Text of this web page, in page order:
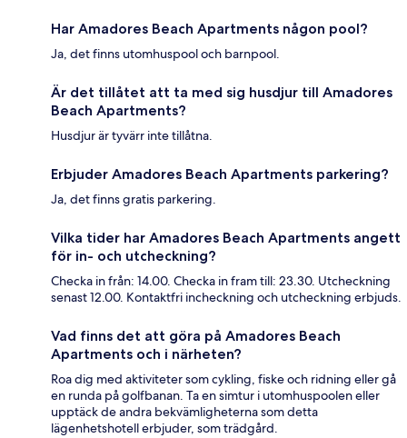
Har Amadores Beach Apartments någon pool?
Ja, det finns utomhuspool och barnpool.
Är det tillåtet att ta med sig husdjur till Amadores
Beach Apartments?
Husdjur är tyvärr inte tillåtna.
Erbjuder Amadores Beach Apartments parkering?
Ja, det finns gratis parkering.
Vilka tider har Amadores Beach Apartments angett
för in- och utcheckning?
Checka in från: 14.00. Checka in fram till: 23.30. Utcheckning
senast 12.00. Kontaktfri incheckning och utcheckning erbjuds.
Vad finns det att göra på Amadores Beach
Apartments och i närheten?
Roa dig med aktiviteter som cykling, fiske och ridning eller gå
en runda på golfbanan. Ta en simtur i utomhuspoolen eller
upptäck de andra bekvämligheterna som detta
lägenhetshotell erbjuder, som trädgård.